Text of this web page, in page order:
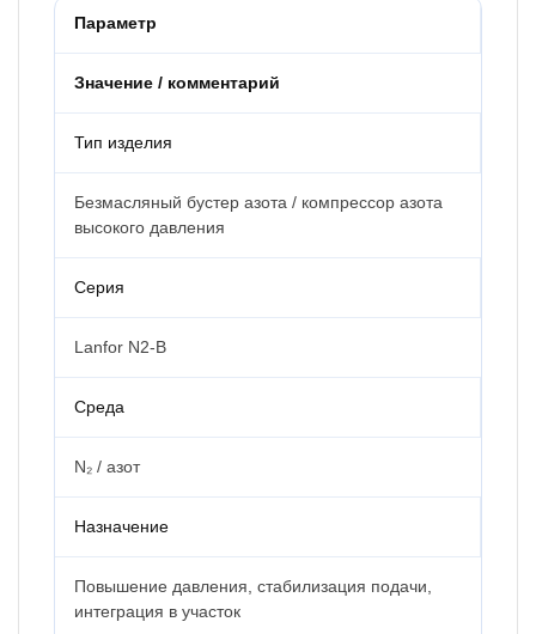
Параметр
Значение / комментарий
Тип изделия
Безмасляный бустер азота / компрессор азота
высокого давления
Серия
Lanfor N2-B
Среда
N₂ / азот
Назначение
Повышение давления, стабилизация подачи,
интеграция в участок